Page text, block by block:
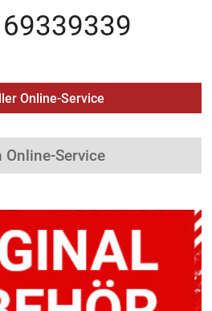
Online-Service
Online-Service